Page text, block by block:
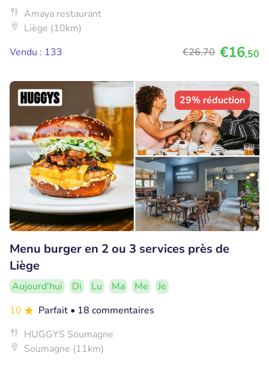
Amaya restaurant
Liège (10km)
Vendu : 133
€26,70 €16,50
29% réduction
Menu burger en 2 ou 3 services près de
Liège
Aujourd'hui Di Lu Ma Me
Je
10
Parfait • 18 commentaires
HUGGYS Soumagne
Soumagne (11km)